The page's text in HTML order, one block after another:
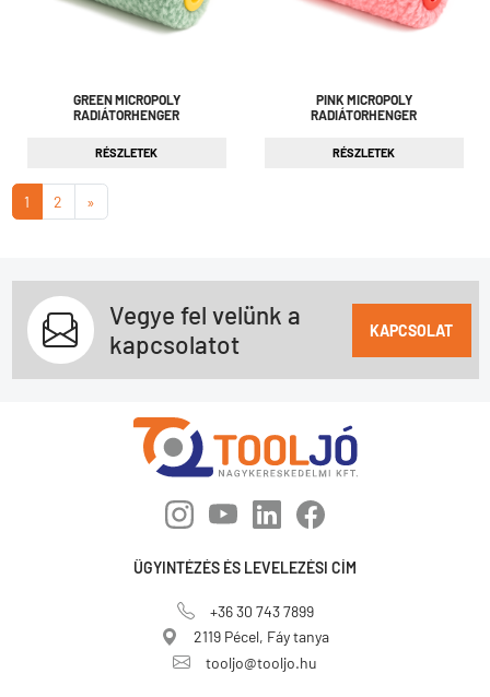
GREEN MICROPOLY
RADIÁTORHENGER
RÉSZLETEK
PINK MICROPOLY
RADIÁTORHENGER
RÉSZLETEK
1 2 »
Vegye fel velünk a
kapcsolatot
KAPCSOLAT
ÜGYINTÉZÉS ÉS LEVELEZÉSI CÍM
+36 30 743 7899
2119 Pécel, Fáy tanya
tooljo@tooljo.hu